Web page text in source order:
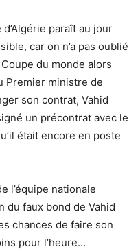
paraît au jour
car on n’a pas oublié
du monde alors
Premier ministre de
son contrat, Vahid
un précontrat avec le
était encore en poste
l’équipe nationale
du faux bond de Vahid
chances de faire son
pour l’heure…